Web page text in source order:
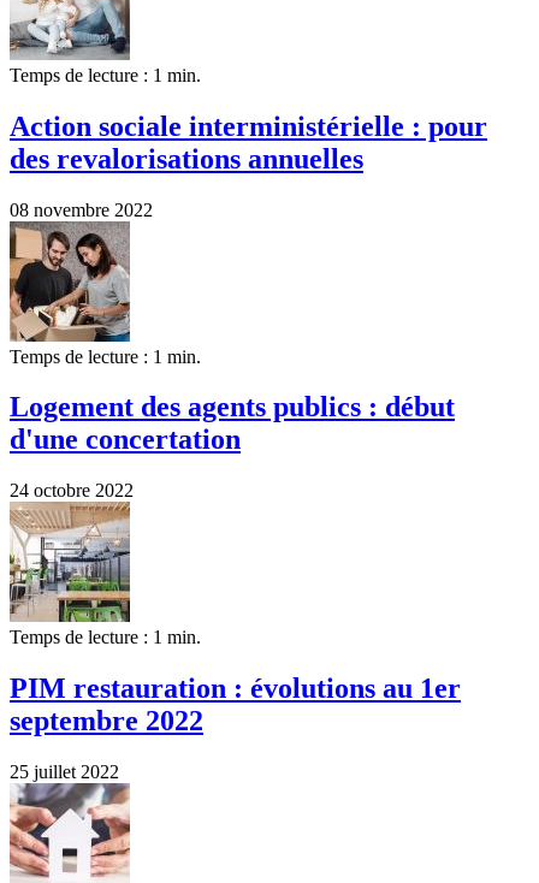
Temps de lecture : 1 min.
Action sociale interministérielle : pour
des revalorisations annuelles
08 novembre 2022
Temps de lecture : 1 min.
Logement des agents publics : début
d'une concertation
24 octobre 2022
Temps de lecture : 1 min.
PIM restauration : évolutions au 1er
septembre 2022
25 juillet 2022